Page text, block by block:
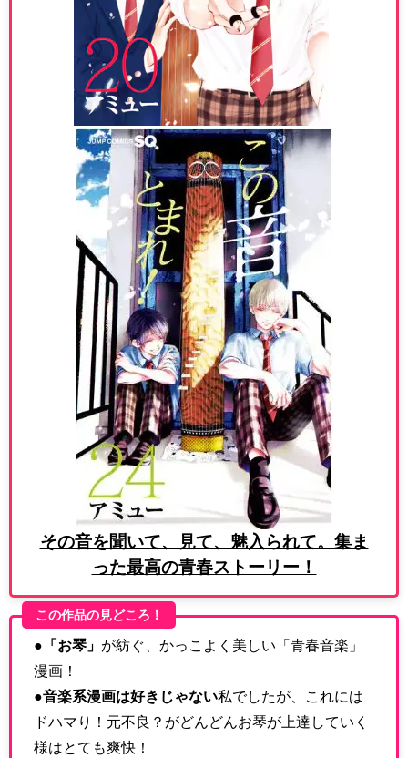
その音を聞いて、見て、魅入られて。集ま
った最高の青春ストーリー！
この作品の見どころ！
● 「お琴」 が紡ぐ、かっこよく美しい「青春音楽」
漫画！
●音楽系漫画は好きじゃない私でしたが、これには
ドハマり！元不良？がどんどんお琴が上達していく
様はとても爽快！